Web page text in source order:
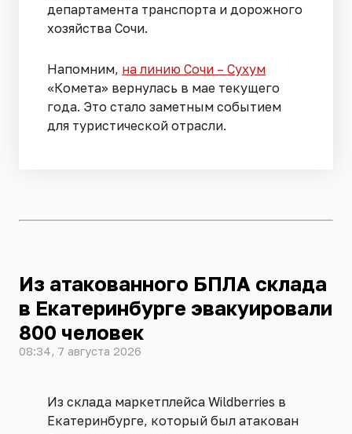
департамента транспорта и дорожного
хозяйства Сочи.
Напомним, на линию Сочи – Сухум
«Комета» вернулась в мае текущего
года. Это стало заметным событием
для туристической отрасли.
Из атакованного БПЛА склада
в Екатеринбурге эвакуировали
800 человек
08:34, 7 августа 2026
Из склада маркетплейса Wildberries в
Екатеринбурге, который был атакован